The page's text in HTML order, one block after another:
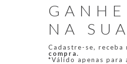
GANHE
NA
Cadastre-se, receba
compra.
*Válido apenas para